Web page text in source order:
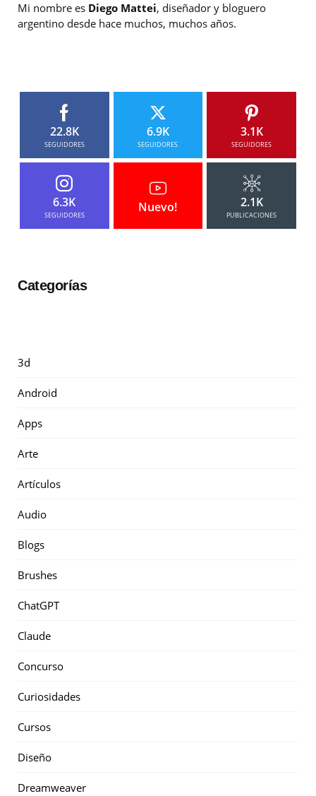
Mi nombre es Diego Mattei, diseñador y bloguero
argentino desde hace muchos, muchos años.
22.8K
SEGUIDORES
6.9K
SEGUIDORES
3.1K
SEGUIDORES
6.3K
SEGUIDORES
Nuevo! 2.1K
PUBLICACIONES
Categorías
3d
Android
Apps
Arte
Artículos
Audio
Blogs
Brushes
ChatGPT
Claude
Concurso
Curiosidades
Cursos
Diseño
Dreamweaver